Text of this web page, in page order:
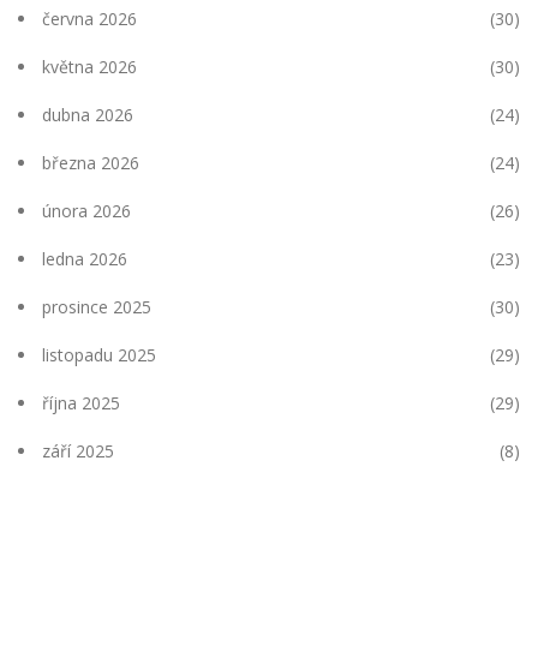
června 2026 (30)
května 2026 (30)
dubna 2026 (24)
března 2026 (24)
února 2026 (26)
ledna 2026 (23)
prosince 2025 (30)
listopadu 2025 (29)
října 2025 (29)
září 2025 (8)